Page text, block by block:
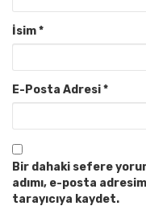
İsim*
E-Posta Adresi*
Bir dahaki sefere
adımı, e-posta
tarayıcıya kaydet.